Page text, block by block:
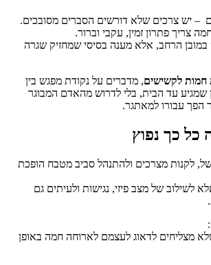
– יש צרכים שלא דורשים הסברים מסובכים.
צריך פתרון זמין, עקבי וברור.
במובן הרחב, אלא מענה בסיסי שמחזיק שגרה
חמות לקשישים, מדברים על נקודת מפגש בין
שמגיע עד הבית, בלי לדרוש מהאדם המבוגר
עבורו למאתגר.
כל כך נפוץ
לקנות מצרכים ולהתנהל סביב מטבח הופכת
לשילוב של מצב פיזי, נגישות ולעיתים גם
מצליחים לדאוג לעצמם לארוחה חמה באופן